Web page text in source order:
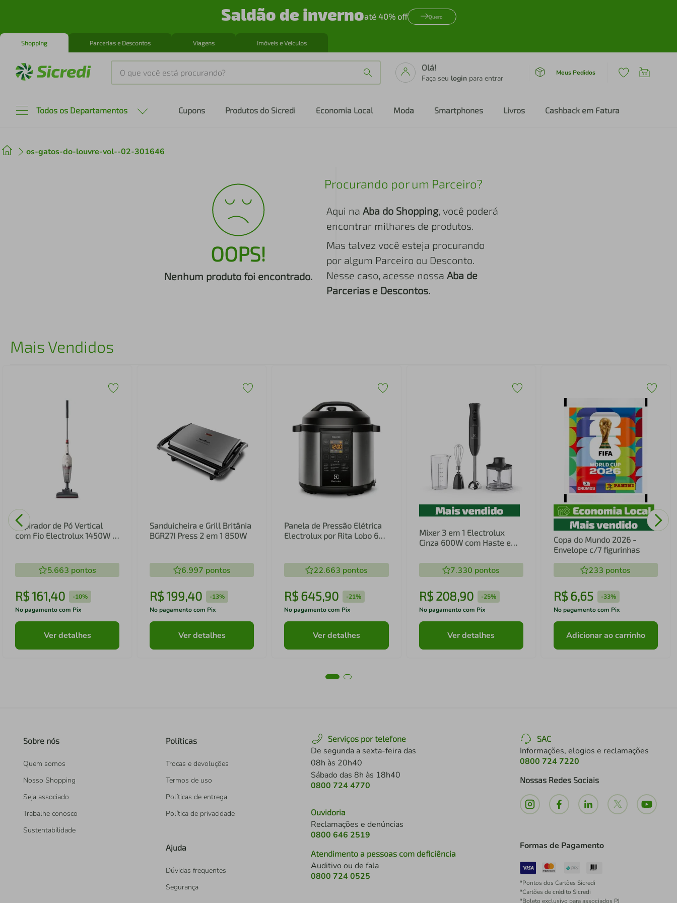
Saldão de invernoaté 40% off Quero
Shopping Parcerias e Descontos Viagens Imóveis e Veículos
O que você está procurando?
Olá!
Faça seu login para entrar
Meus Pedidos
Todos os Departamentos Cupons Produtos do Sicredi Economia Local Moda Smartphones Livros Cashback em Fatura
os-gatos-do-louvre-vol--02-301646
OOPS!
Nenhum produto foi encontrado.
Procurando por um Parceiro?
Aqui na Aba do Shopping, você poderá
encontrar milhares de produtos.
Mas talvez você esteja procurando
por algum Parceiro ou Desconto.
Nesse caso, acesse nossa Aba de
Parcerias e Descontos.
Mais Vendidos
Aspirador de Pó Vertical
com Fio Electrolux 1450W 2
5.663 pontos
R$161,40 -10%
No pagamento com Pix
Ver detalhes
Sanduicheira e Grill Britânia
BGR27I Press 2 em 1 850W
6.997 pontos
R$199,40 -13%
No pagamento com Pix
Ver detalhes
Panela de Pressão Elétrica
Electrolux por Rita Lobo 6L
22.663 pontos
R$645,90 -21%
No pagamento com Pix
Ver detalhes
Mixer 3 em 1 Electrolux
Cinza 600W com Haste em
(EIB20)
7.330 pontos
R$ 208,90 -25%
No pagamento com Pix
Ver detalhes
Copa do Mundo 2026 -
Envelope c/7 figurinhas
233 pontos
R$ 6,65 -33%
No pagamento com Pix
Adicionar ao carrinho
Sobre nós
Quem somos
Nosso Shopping
Seja associado
Trabalhe conosco
Sustentabilidade
Políticas
Trocas e devoluções
Termos de uso
Políticas de entrega
Política de privacidade
Ajuda
Dúvidas frequentes
Segurança
Serviços por telefone
De segunda a sexta-feira das
08h às 20h40
Sábado das 8h às 18h40
0800 724 4770
Ouvidoria
Reclamações e denúncias
0800 646 2519
Atendimento a pessoas com deficiência
Auditivo ou de fala
0800 724 0525
SAC
Informações, elogios e reclamações
0800 724 7220
Nossas Redes Sociais
Formas de Pagamento
*Pontos dos Cartões Sicredi
*Cartões de crédito Sicredi
*Boleto exclusivo para associados PJ
2º cafeteira